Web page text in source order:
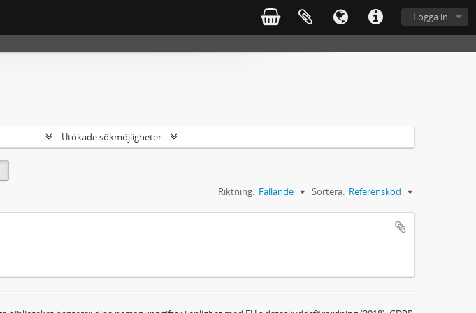
Logga in
Utökade sökmöjligheter
Sortera: Referenskod
Riktning: Fallande